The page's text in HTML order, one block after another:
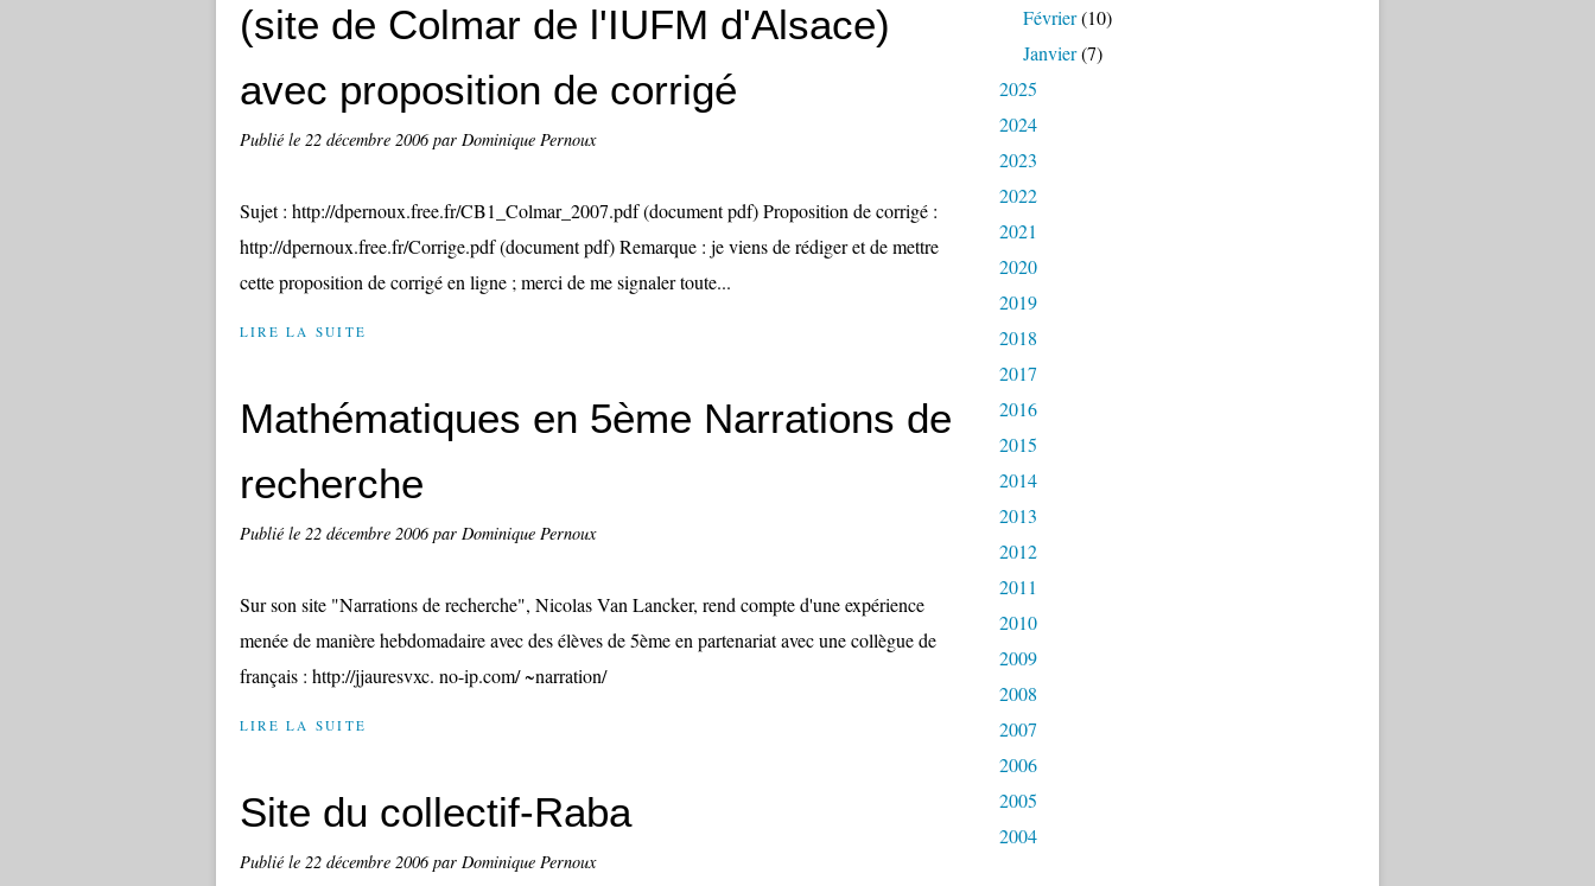
(site de Colmar de l'IUFM d'Alsace)
avec proposition de corrigé
Publié le 22 décembre 2006par Dominique Pernoux
Sujet : http://dpernoux.free.fr/CB1_Colmar_2007.pdf (document pdf) Proposition de corrigé :
http://dpernoux.free.fr/Corrige.pdf (document pdf) Remarque : je viens de rédiger et de mettre
cette proposition de corrigé en ligne ; merci de me signaler toute...
LIRE LA SUITE
Mathématiques en 5ème Narrations de
recherche
Publié le 22 décembre 2006par Dominique Pernoux
Sur son site "Narrations de recherche", Nicolas Van Lancker, rend compte d'une expérience
menée de manière hebdomadaire avec des élèves de 5ème en partenariat avec une collègue de
français : http://jjauresvxc. no-ip.com/ ~narration/
LIRE LA SUITE
Site du collectif-Raba
Publié le 22 décembre 2006par Dominique Pernoux
Février(10)
Janvier(7)
2025
2024
2023
2022
2021
2020
2019
2018
2017
2016
2015
2014
2013
2012
2011
2010
2009
2008
2007
2006
2005
2004